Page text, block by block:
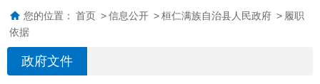
您的位置： 首页 > 信息公开 > 桓仁满族自治县人民政府 > 履职
依据
政府文件